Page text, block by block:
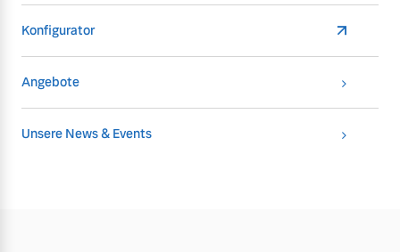
Konfigurator
Angebote
Unsere News & Events